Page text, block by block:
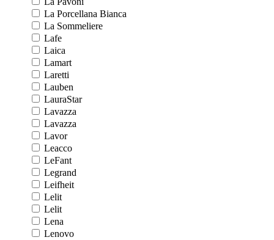
La Porcellana Bianca
La Sommeliere
Lafe
Laica
Lamart
Laretti
Lauben
LauraStar
Lavazza
Lavazza
Lavor
Leacco
LeFant
Legrand
Leifheit
Lelit
Lelit
Lena
Lenovo